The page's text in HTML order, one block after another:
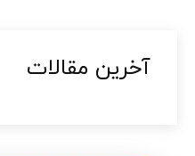
آخرین مقالات​